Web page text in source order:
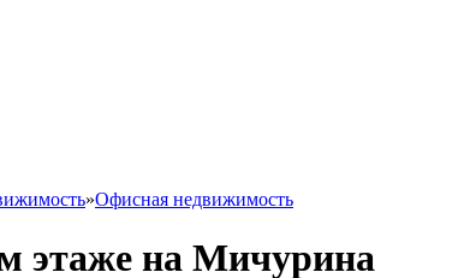
»Офисная недвижимость
этаже на Мичурина